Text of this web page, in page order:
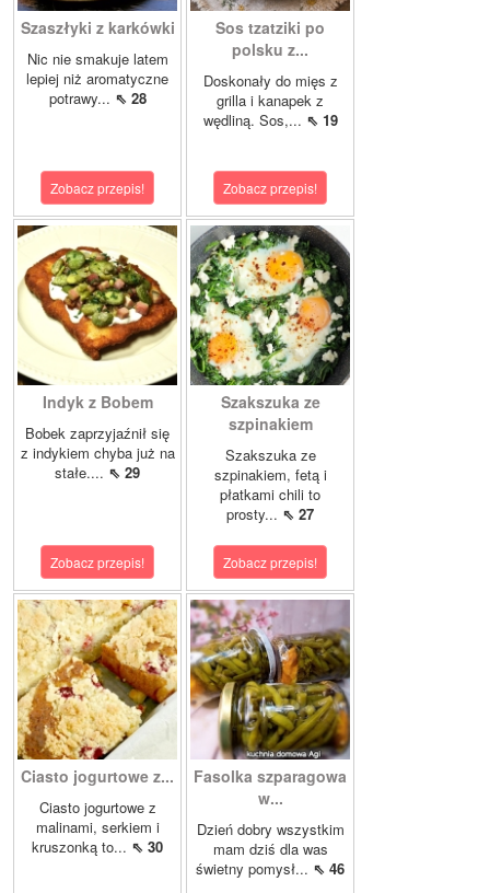
Szaszłyki z karkówki
Nic nie smakuje latem
lepiej niż aromatyczne
potrawy... ⇖ 28
Zobacz przepis!
Sos tzatziki po
polsku z...
Doskonały do mięs z
grilla i kanapek z
wędliną. Sos,... ⇖ 19
Zobacz przepis!
Indyk z Bobem
Bobek zaprzyjaźnił się
z indykiem chyba już na
stałe.... ⇖ 29
Zobacz przepis!
Szakszuka ze
szpinakiem
Szakszuka ze
szpinakiem, fetą i
płatkami chili to
prosty... ⇖ 27
Zobacz przepis!
Ciasto jogurtowe z...
Ciasto jogurtowe z
malinami, serkiem i
kruszonką to... ⇖ 30
Fasolka szparagowa
w...
Dzień dobry wszystkim
mam dziś dla was
świetny pomysł... ⇖ 46